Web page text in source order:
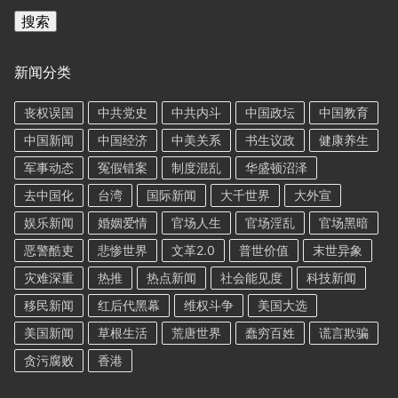
搜索
新闻分类
丧权误国 中共党史 中共内斗 中国政坛
中国教育
中国新闻
中国经济 中美关系 书生议政
健康养生
军事动态
冤假错案 制度混乱
华盛顿沼泽
去中国化
台湾 国际新闻 大千世界
大外宣
娱乐新闻
婚姻爱情 官场人生 官场淫乱
官场黑暗
恶警酷吏
悲惨世界 文革2.0 普世价值
末世异象
灾难深重
热推 热点新闻 社会能见度
科技新闻
移民新闻
红后代黑幕 维权斗争
美国大选
美国新闻
草根生活 荒唐世界 蠢穷百姓
谎言欺骗
贪污腐败
香港